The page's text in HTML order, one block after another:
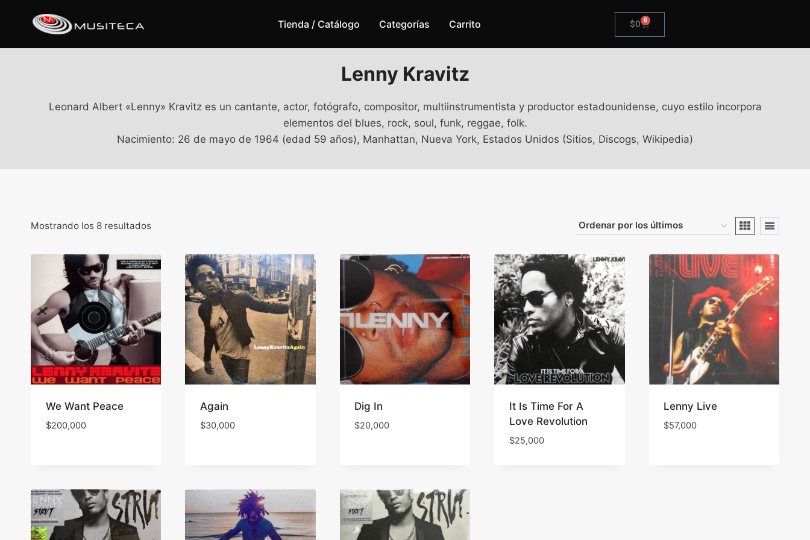
Tienda / Catálogo Categorías Carrito $0 0
Lenny Kravitz
Leonard Albert «Lenny» Kravitz es un cantante, actor, fotógrafo, compositor, multiinstrumentista y productor estadounidense, cuyo estilo incorpora
elementos del blues, rock, soul, funk, reggae, folk.
Nacimiento: 26 de mayo de 1964 (edad 59 años), Manhattan, Nueva York, Estados Unidos (Sitios, Discogs, Wikipedia)
Mostrando los 8 resultados
We Want Peace
$200,000
Again
$30,000
Dig In
$20,000
It Is Time For A
Love Revolution
$25,000
Lenny Live
$57,000